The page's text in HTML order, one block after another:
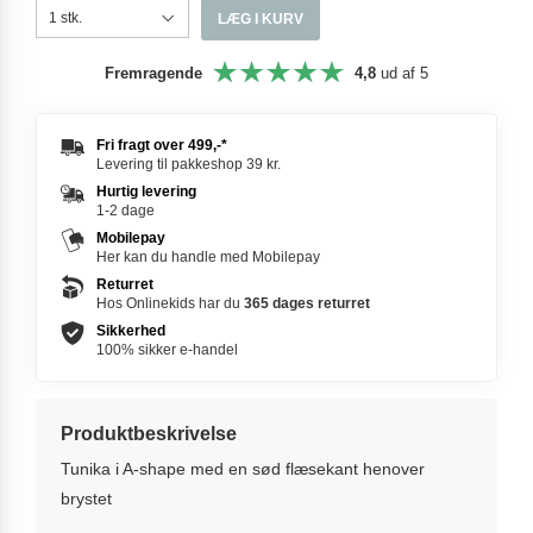
LÆG I KURV
Fremragende 4,8 ud af 5
Fri fragt over 499,-*
Levering til pakkeshop 39 kr.
Hurtig levering
1-2 dage
Mobilepay
Her kan du handle med Mobilepay
Returret
Hos Onlinekids har du 365 dages returret
Sikkerhed
100% sikker e-handel
Produktbeskrivelse
Tunika i A-shape med en sød flæsekant henover
brystet